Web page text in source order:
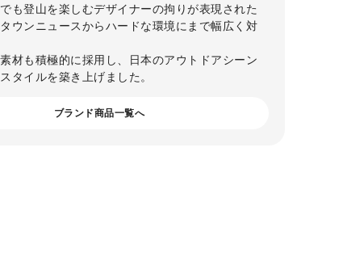
も登山を楽しむデザイナーの拘りが表現された
ウンニュースからハードな環境にまで幅広く対
材も積極的に採用し、日本のアウトドアシーン
タイルを築き上げました。
ブランド商品一覧へ